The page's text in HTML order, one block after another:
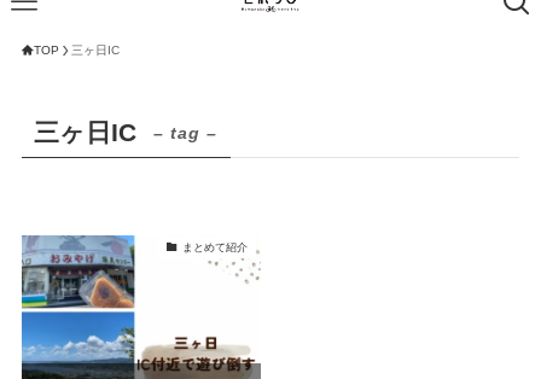
TOP 三ヶ日IC
三ヶ日IC – tag –
まとめて紹介